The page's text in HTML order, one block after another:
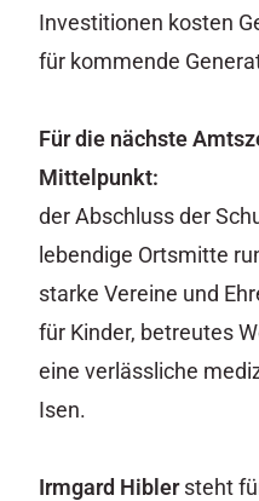
Investitionen kosten
für kommende
Für die nächste
Mittelpunkt:
der Abschluss der
lebendige Ortsmitte
starke Vereine und
für Kinder, betreutes
eine verlässliche
Isen.
Irmgard Hiblersteht